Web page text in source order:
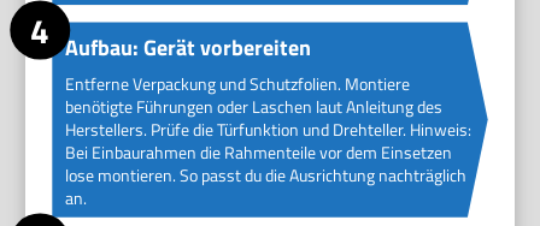
Aufbau: Gerät vorbereiten
Entferne Verpackung und Schutzfolien. Montiere
benötigte Führungen oder Laschen laut Anleitung des
Herstellers. Prüfe die Türfunktion und Drehteller. Hinweis:
Bei Einbaurahmen die Rahmenteile vor dem Einsetzen
lose montieren. So passt du die Ausrichtung nachträglich
an.